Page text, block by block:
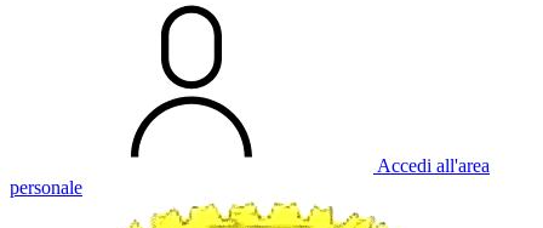
Accedi all'area
personale